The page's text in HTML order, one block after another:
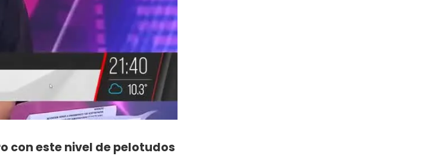
con este nivel de pelotudos